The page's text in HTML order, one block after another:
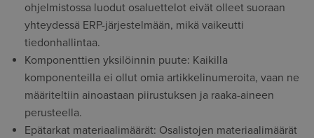
ohjelmistossa luodut osaluettelot eivät olleet suoraan
yhteydessä ERP-järjestelmään, mikä vaikeutti
tiedonhallintaa.
Komponenttien yksilöinnin puute: Kaikilla
komponenteilla ei ollut omia artikkelinumeroita, vaan ne
määriteltiin ainoastaan piirustuksen ja raaka-aineen
perusteella.
Epätarkat materiaalimäärät: Osalistojen materiaalimäärät